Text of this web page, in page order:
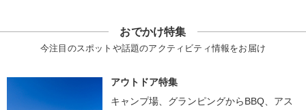
おでかけ特集
今注目のスポットや話題のアクティビティ情報をお届け
アウトドア特集
キャンプ場、グランピングからBBQ、アス